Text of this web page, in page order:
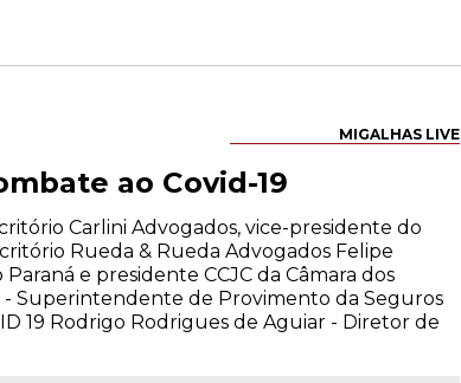
MIGALHAS LIVE
ao Covid-19
Carlini Advogados, vice-presidente do
Rueda & Rueda Advogados Felipe
e presidente CCJC da Câmara dos
Superintendente de Provimento da Seguros
19 Rodrigo Rodrigues de Aguiar - Diretor de